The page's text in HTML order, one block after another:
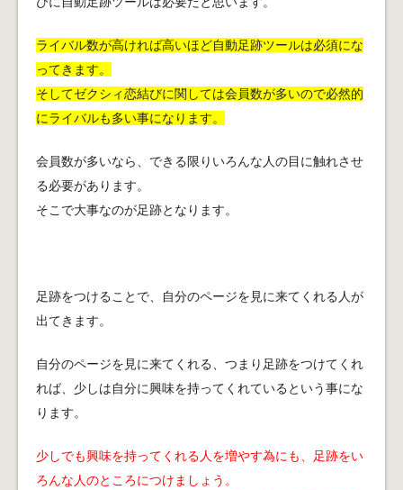
ライバル数が高ければ高いほど自動足跡ツールは必須にな
ってきます。
そしてゼクシィ恋結びに関しては会員数が多いので必然的
にライバルも多い事になります。
会員数が多いなら、できる限りいろんな人の目に触れさせ
る必要があります。
そこで大事なのが足跡となります。
足跡をつけることで、自分のページを見に来てくれる人が
出てきます。
自分のページを見に来てくれる、つまり足跡をつけてくれ
れば、少しは自分に興味を持ってくれているという事にな
ります。
少しでも興味を持ってくれる人を増やす為にも、足跡をい
ろんな人のところにつけましょう。